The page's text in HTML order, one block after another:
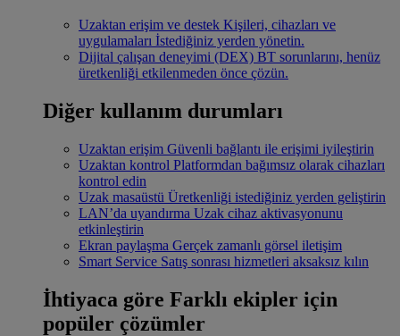
Uzaktan erişim ve destek Kişileri, cihazları ve
uygulamaları İstediğiniz yerden yönetin.
Dijital çalışan deneyimi (DEX) BT sorunlarını, henüz
üretkenliği etkilenmeden önce çözün.
Diğer kullanım durumları
Uzaktan erişim Güvenli bağlantı ile erişimi iyileştirin
Uzaktan kontrol Platformdan bağımsız olarak cihazları
kontrol edin
Uzak masaüstü Üretkenliği istediğiniz yerden geliştirin
LAN’da uyandırma Uzak cihaz aktivasyonunu
etkinleştirin
Ekran paylaşma Gerçek zamanlı görsel iletişim
Smart Service Satış sonrası hizmetleri aksaksız kılın
İhtiyaca göre Farklı ekipler için
popüler çözümler